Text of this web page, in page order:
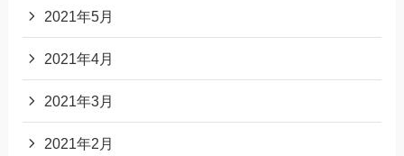
2021年5月
2021年4月
2021年3月
2021年2月